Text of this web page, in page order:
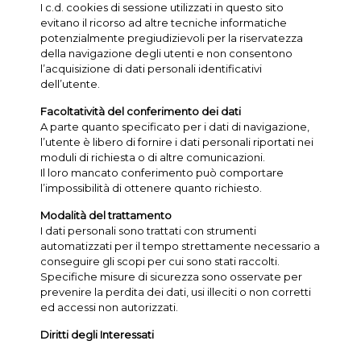
I c.d. cookies di sessione utilizzati in questo sito
evitano il ricorso ad altre tecniche informatiche
potenzialmente pregiudizievoli per la riservatezza
della navigazione degli utenti e non consentono
l’acquisizione di dati personali identificativi
dell’utente.
Facoltatività del conferimento dei dati
A parte quanto specificato per i dati di navigazione,
l’utente è libero di fornire i dati personali riportati nei
moduli di richiesta o di altre comunicazioni.
Il loro mancato conferimento può comportare
l’impossibilità di ottenere quanto richiesto.
Modalità del trattamento
I dati personali sono trattati con strumenti
automatizzati per il tempo strettamente necessario a
conseguire gli scopi per cui sono stati raccolti.
Specifiche misure di sicurezza sono osservate per
prevenire la perdita dei dati, usi illeciti o non corretti
ed accessi non autorizzati.
Diritti degli Interessati